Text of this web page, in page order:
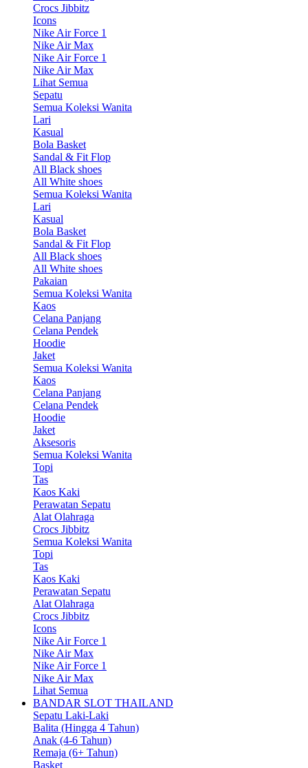
Crocs Jibbitz
Icons
Nike Air Force 1
Nike Air Max
Nike Air Force 1
Nike Air Max
Lihat Semua
Sepatu
Semua Koleksi Wanita
Lari
Kasual
Bola Basket
Sandal & Fit Flop
All Black shoes
All White shoes
Semua Koleksi Wanita
Lari
Kasual
Bola Basket
Sandal & Fit Flop
All Black shoes
All White shoes
Pakaian
Semua Koleksi Wanita
Kaos
Celana Panjang
Celana Pendek
Hoodie
Jaket
Semua Koleksi Wanita
Kaos
Celana Panjang
Celana Pendek
Hoodie
Jaket
Aksesoris
Semua Koleksi Wanita
Topi
Tas
Kaos Kaki
Perawatan Sepatu
Alat Olahraga
Crocs Jibbitz
Semua Koleksi Wanita
Topi
Tas
Kaos Kaki
Perawatan Sepatu
Alat Olahraga
Crocs Jibbitz
Icons
Nike Air Force 1
Nike Air Max
Nike Air Force 1
Nike Air Max
Lihat Semua
BANDAR SLOT THAILAND
Sepatu Laki-Laki
Balita (Hingga 4 Tahun)
Anak (4-6 Tahun)
Remaja (6+ Tahun)
Basket